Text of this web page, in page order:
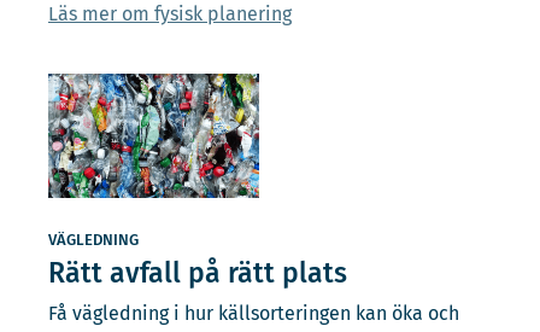
Läs mer om fysisk planering
VÄGLEDNING
Rätt avfall på rätt plats
Få vägledning i hur källsorteringen kan öka och